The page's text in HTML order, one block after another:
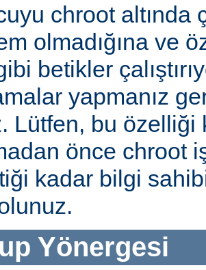
chroot altında
olmadığına ve
betikler
yapmanız
Lütfen, bu özelliği
önce chroot
kadar bilgi
Yönergesi